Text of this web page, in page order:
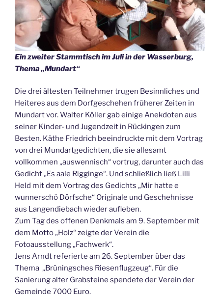
Ein zweiter Stammtisch im Juli in der Wasserburg,
Thema „Mundart“
Die drei ältesten Teilnehmer trugen Besinnliches und
Heiteres aus dem Dorfgeschehen früherer Zeiten in
Mundart vor. Walter Köller gab einige Anekdoten aus
seiner Kinder- und Jugendzeit in Rückingen zum
Besten. Käthe Friedrich beeindruckte mit dem Vortrag
von drei Mundartgedichten, die sie allesamt
vollkommen „auswennisch“ vortrug, darunter auch das
Gedicht „Es aale Rigginge“. Und schließlich ließ Lilli
Held mit dem Vortrag des Gedichts „Mir hatte e
wunnerschö Dörfsche“ Originale und Geschehnisse
aus Langendiebach wieder aufleben.
Zum Tag des offenen Denkmals am 9. September mit
dem Motto „Holz“ zeigte der Verein die
Fotoausstellung „Fachwerk“.
Jens Arndt referierte am 26. September über das
Thema „Brüningsches Riesenflugzeug“. Für die
Sanierung alter Grabsteine spendete der Verein der
Gemeinde 7000 Euro.